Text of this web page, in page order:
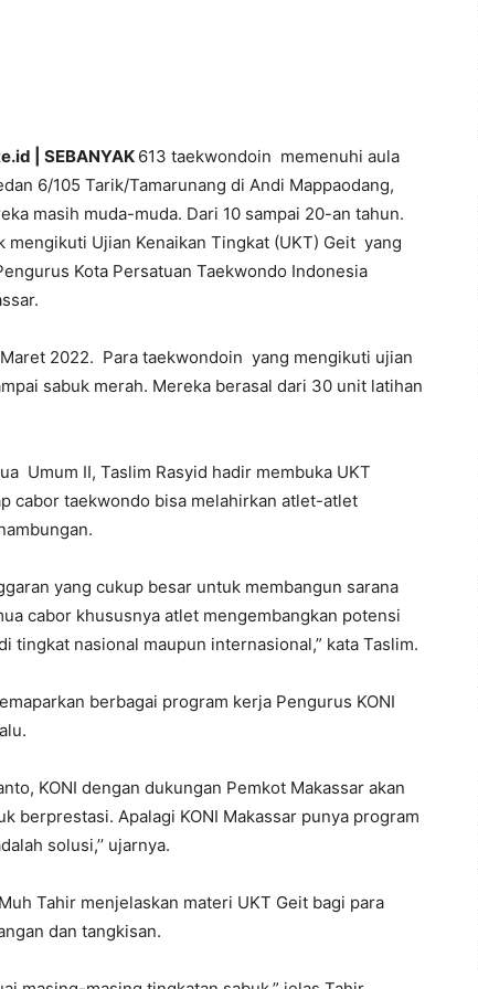
| SEBANYAK 613 taekwondoin memenuhi aula
6/105 Tarik/Tamarunang di Andi Mappaodang,
masih muda-muda. Dari 10 sampai 20-an tahun.
Ujian Kenaikan Tingkat (UKT) Geit yang
Kota Persatuan Taekwondo Indonesia
2022. Para taekwondoin yang mengikuti ujian
sabuk merah. Mereka berasal dari 30 unit latihan
Umum II, Taslim Rasyid hadir membuka UKT
cabor taekwondo bisa melahirkan atlet-atlet
yang cukup besar untuk membangun sarana
cabor khususnya atlet mengembangkan potensi
tingkat nasional maupun internasional,” kata Taslim.
berbagai program kerja Pengurus KONI
KONI dengan dukungan Pemkot Makassar akan
berprestasi. Apalagi KONI Makassar punya program
solusi,’’ ujarnya.
Tahir menjelaskan materi UKT Geit bagi para
dan tangkisan.